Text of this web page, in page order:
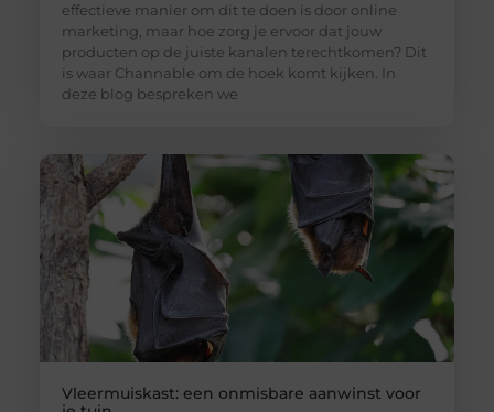
effectieve manier om dit te doen is door online
marketing, maar hoe zorg je ervoor dat jouw
producten op de juiste kanalen terechtkomen? Dit
is waar Channable om de hoek komt kijken. In
deze blog bespreken we
Vleermuiskast: een onmisbare aanwinst voor